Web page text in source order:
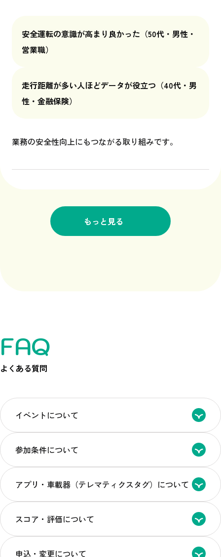
安全運転の意識が高まり良かった （50代・男性・
営業職）
走行距離が多い人ほどデータが役立つ （40代・男
性・金融保険）
業務の安全性向上にもつながる取り組みです。
もっと見る
FAQ
よくある質問
イベントについて
参加条件について
アプリ・車載器（テレマティクスタグ）について
スコア・評価について
申込・変更について